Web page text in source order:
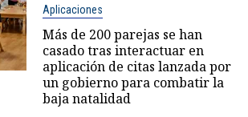
Aplicaciones
Más de 200 parejas se han
casado tras interactuar en
aplicación de citas lanzada por
un gobierno para combatir la
baja natalidad